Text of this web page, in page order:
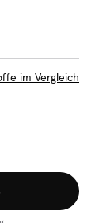
im Vergleich